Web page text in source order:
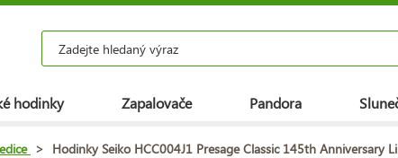
hodinky Zapalovače Pandora
> Hodinky Seiko HCC004J1 Presage Classic 145th Anniversary